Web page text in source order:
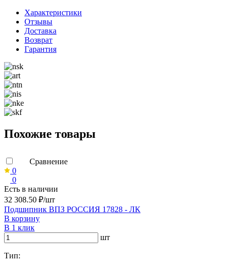
Характеристики
Отзывы
Доставка
Возврат
Гарантия
Похожие товары
Сравнение
0
0
Есть в наличии
32 308.50 ₽/шт
Подшипник ВПЗ РОССИЯ 17828 - ЛК
В корзину
В 1 клик
шт
Тип: